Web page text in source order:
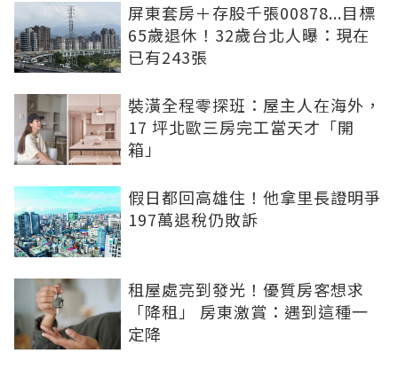
屏東套房＋存股千張00878...目標
65歲退休！32歲台北人曝：現在
已有243張
裝潢全程零探班：屋主人在海外，
17 坪北歐三房完工當天才「開
箱」
假日都回高雄住！他拿里長證明爭
197萬退稅仍敗訴
租屋處亮到發光！優質房客想求
「降租」 房東激賞：遇到這種一
定降